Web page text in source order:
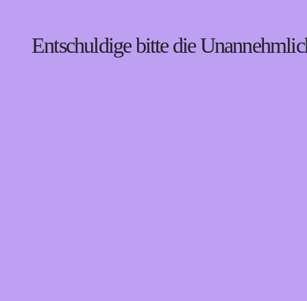
Entschuldige bitte die